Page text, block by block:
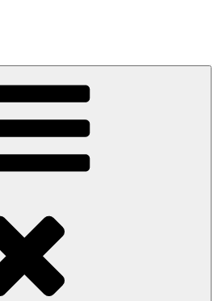
JadeWeserPort/Container